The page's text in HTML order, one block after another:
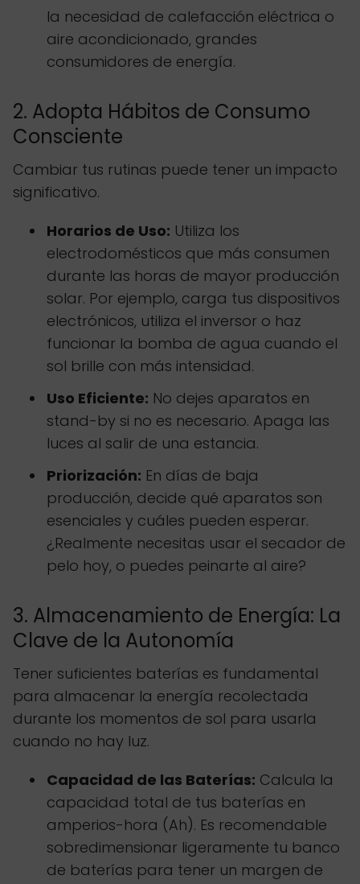
la necesidad de calefacción eléctrica o
aire acondicionado, grandes
consumidores de energía.
2. Adopta Hábitos de Consumo
Consciente
Cambiar tus rutinas puede tener un impacto
significativo.
Horarios de Uso: Utiliza los
electrodomésticos que más consumen
durante las horas de mayor producción
solar. Por ejemplo, carga tus dispositivos
electrónicos, utiliza el inversor o haz
funcionar la bomba de agua cuando el
sol brille con más intensidad.
Uso Eficiente: No dejes aparatos en
stand-by si no es necesario. Apaga las
luces al salir de una estancia.
Priorización: En días de baja
producción, decide qué aparatos son
esenciales y cuáles pueden esperar.
¿Realmente necesitas usar el secador de
pelo hoy, o puedes peinarte al aire?
3. Almacenamiento de Energía: La
Clave de la Autonomía
Tener suficientes baterías es fundamental
para almacenar la energía recolectada
durante los momentos de sol para usarla
cuando no hay luz.
Capacidad de las Baterías: Calcula la
capacidad total de tus baterías en
amperios-hora (Ah). Es recomendable
sobredimensionar ligeramente tu banco
de baterías para tener un margen de